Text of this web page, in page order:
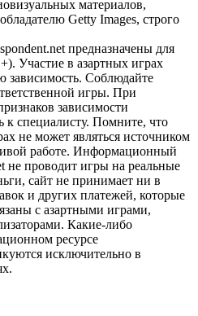
материалов,
Getty Images, строго
предназначены для
Участие в азартных играх
зависимость. Соблюдайте
игры. При
зависимости
к специалисту. Помните, что
не может являться источником
работе. Информационный
не проводит игры на реальные
сайт не принимает ни в
и других платежей, которые
с азартными играми,
Какие-либо
ресурсе
исключительно в